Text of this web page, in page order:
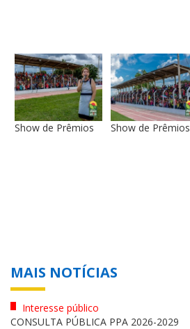
Show de Prêmios Show de Prêmios
MAIS NOTÍCIAS
Interesse público
CONSULTA PÚBLICA PPA 2026-2029